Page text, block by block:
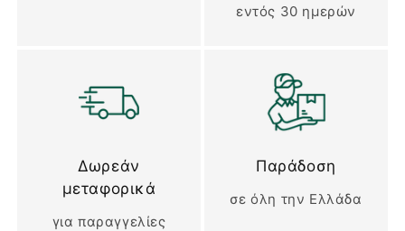
εντός 30 ημερών
Δωρεάν
μεταφορικά
για παραγγελίες
Παράδοση
σε όλη την Ελλάδα